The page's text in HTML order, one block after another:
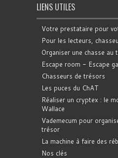
LIENS UTILES
Votre prestataire pour
Pour les lecteurs,
Organiser une chasse au
Escape room - Escape
Chasseurs de trésors
Les puces du ChAT
Réaliser un cryptex : le
Wallace
Vademecum pour
trésor
La machine à faire des
Nos clés